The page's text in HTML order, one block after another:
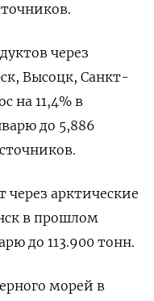
через
Высоцк, Санкт-
на 11,4% в
до 5,886
через арктические
в прошлом
до 113.900 тонн.
морей в